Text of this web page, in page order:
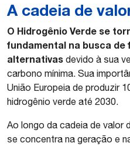
A cadeia de
O Hidrogênio Verde se
fundamental na busca de
alternativas devido à sua
carbono mínima. Sua
União Europeia de produzir
hidrogênio verde até 2030.
Ao longo da cadeia de valor
se concentra na geração e